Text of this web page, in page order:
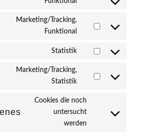
service
Marketing/Tracking,
Funktional
Consent
service
Statistik
Consent
service
Marketing/Tracking,
Statistik
Consent
service
wistia
Cookies die noch
untersucht
werden
Consent